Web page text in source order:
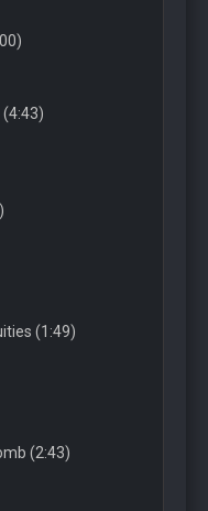
(1:49)
(2:43)